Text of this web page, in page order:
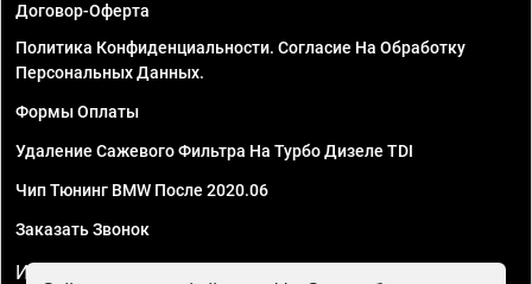
Договор-Оферта
Политика Конфиденциальности. Согласие На Обработку
Персональных Данных.
Формы Оплаты
Удаление Сажевого Фильтра На Турбо Дизеле TDI
Чип Тюнинг BMW После 2020.06
Заказать Звонок
ИП Смирнов Георгий Павлович. ИНН 781302555843,